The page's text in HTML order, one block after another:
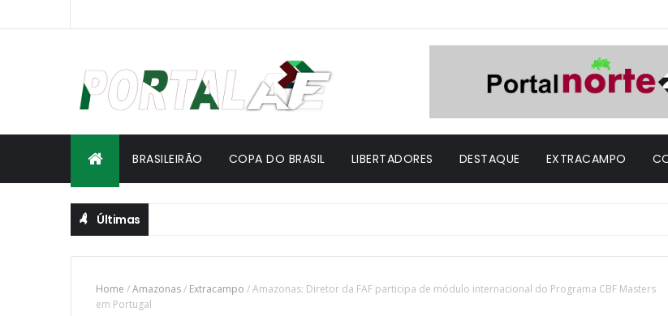
BRASILEIRÃO COPA DO BRASIL LIBERTADORES DESTAQUE EXTRACAMPO
Últimas
Home /Amazonas/ Extracampo /Amazonas: Diretor da FAF participa de módulo internacional do Programa CBF Masters
em Portugal